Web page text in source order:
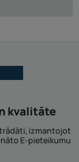
kvalitāte
izmantojot
E-pieteikumu